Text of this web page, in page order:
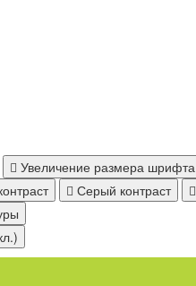
Увеличение размера шрифта
Серый контраст